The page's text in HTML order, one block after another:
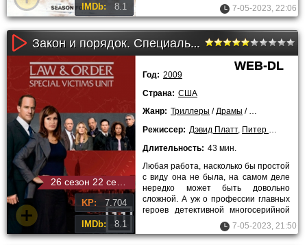
IMDb: 8.1 Манхэттенской полиции возникали
7-05-2023, 22:06
Закон и порядок. Специальный корпус (11 сезон)
KP: 7.704
IMDb: 8.1
WEB-DL
Год: 2009
Страна: США
Жанр: Триллеры /Драмы / Криминальные
Режиссер: Дэвид Платт, Питер Лето
Длительность: 43 мин.
Любая работа, насколько бы простой
с виду она не была, на самом деле
нередко может быть довольно
сложной. А уж о профессии главных
героев детективной многосерийной
истории «Закон и порядок.7-05-2023, 21:50